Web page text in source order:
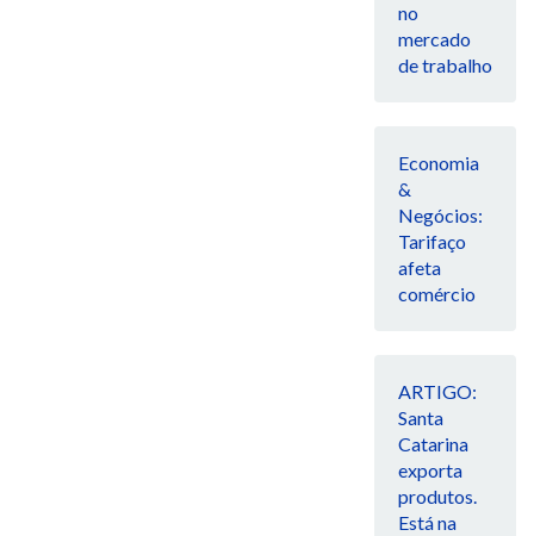
no
mercado
de trabalho
Economia
&
Negócios:
Tarifaço
afeta
comércio
ARTIGO:
Santa
Catarina
exporta
produtos.
Está na